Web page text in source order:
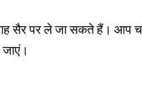
सैर पर ले जा सकते हैं। आप